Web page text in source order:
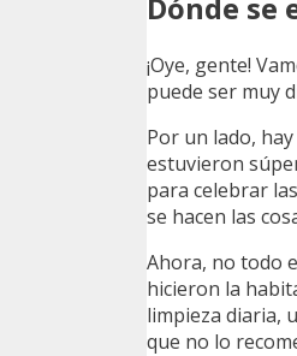
¡Oye, gente!
puede ser muy
Por un lado,
estuvieron
para celebrar las
se hacen las
Ahora, no todo
hicieron la
limpieza diaria,
que no lo